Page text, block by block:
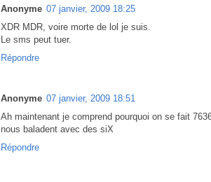
Anonyme 07 janvier, 2009 18:25
XDR MDR, voire morte de lol je suis.
Le sms peut tuer.
Répondre
Anonyme 07 janvier, 2009 18:51
Ah maintenant je comprend pourquoi on se fait
nous baladent avec des siX
Répondre